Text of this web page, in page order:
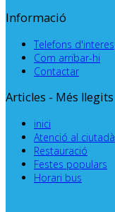
Informació
Telefons d'interes
Com arribar-hi
Contactar
Articles - Més llegits
inici
Atenció al ciutadà
Restauració
Festes populars
Horari bus